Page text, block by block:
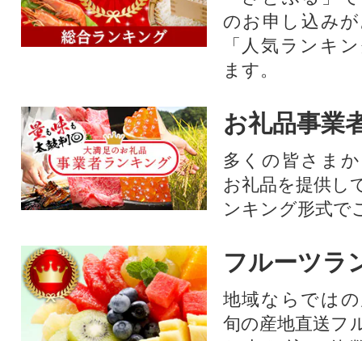
のお申し込み
「人気ランキ
ます。
お礼品事業
多くの皆さま
お礼品を提供し
ンキング形式で
フルーツラ
地域ならでは
旬の産地直送フ